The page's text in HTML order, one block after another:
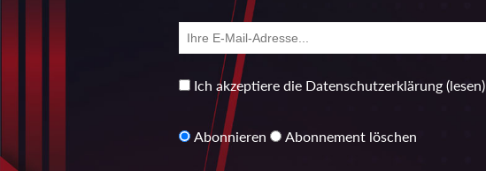
Ich akzeptiere die Datenschutzerklärung (lesen)
Abonnieren Abonnement löschen